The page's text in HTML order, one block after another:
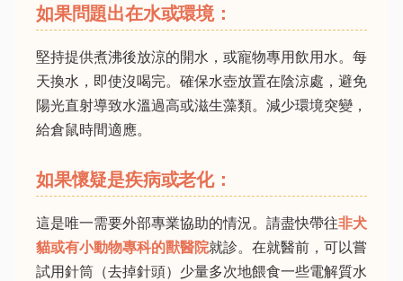
如果問題出在水或環境：
堅持提供煮沸後放涼的開水，或寵物專用飲用水。每
天換水，即使沒喝完。確保水壺放置在陰涼處，避免
陽光直射導致水溫過高或滋生藻類。減少環境突變，
給倉鼠時間適應。
如果懷疑是疾病或老化：
這是唯一需要外部專業協助的情況。請盡快帶往非犬
貓或有小動物專科的獸醫院就診。在就醫前，可以嘗
試用針筒（去掉針頭）少量多次地餵食一些電解質水